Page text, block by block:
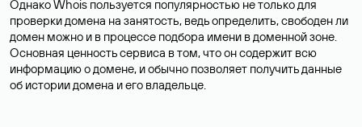
Однако Whois пользуется популярностью не только для
проверки домена на занятость, ведь определить, свободен ли
домен можно и в процессе подбора имени в доменной зоне.
Основная ценность сервиса в том, что он содержит всю
информацию о домене, и обычно позволяет получить данные
об истории домена и его владельце.